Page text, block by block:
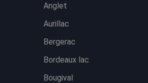
Anglet
Aurillac
Bergerac
Bordeaux lac
Bougival